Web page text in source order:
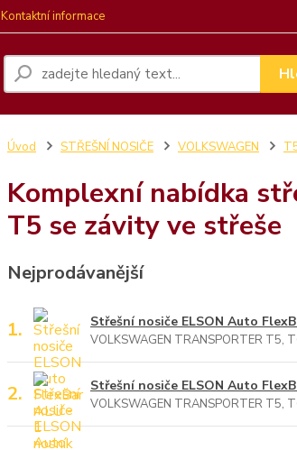
Kontaktní informace
Úvod STŘEŠNÍ NOSIČE VOLKSWAGEN
Komplexní nabídka
T5 se závity ve střeše
Nejprodávanější
1. Střešní nosiče ELSON Auto
VOLKSWAGEN TRANSPORTER T5,
2. Střešní nosiče ELSON Auto
VOLKSWAGEN TRANSPORTER T5,